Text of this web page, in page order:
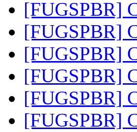
[FUGSPBR]
[FUGSPBR]
[FUGSPBR]
[FUGSPBR]
[FUGSPBR]
[FUGSPBR]